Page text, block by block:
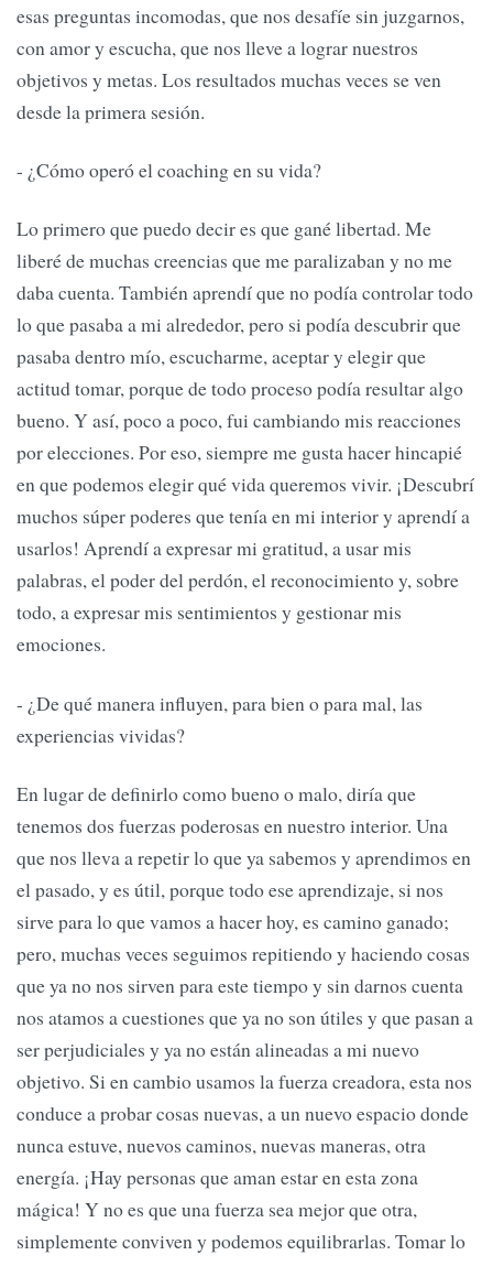
esas preguntas incomodas, que nos desafíe sin juzgarnos,
con amor y escucha, que nos lleve a lograr nuestros
objetivos y metas. Los resultados muchas veces se ven
desde la primera sesión.
- ¿Cómo operó el coaching en su vida?
Lo primero que puedo decir es que gané libertad. Me
liberé de muchas creencias que me paralizaban y no me
daba cuenta. También aprendí que no podía controlar todo
lo que pasaba a mi alrededor, pero si podía descubrir que
pasaba dentro mío, escucharme, aceptar y elegir que
actitud tomar, porque de todo proceso podía resultar algo
bueno. Y así, poco a poco, fui cambiando mis reacciones
por elecciones. Por eso, siempre me gusta hacer hincapié
en que podemos elegir qué vida queremos vivir. ¡Descubrí
muchos súper poderes que tenía en mi interior y aprendí a
usarlos! Aprendí a expresar mi gratitud, a usar mis
palabras, el poder del perdón, el reconocimiento y, sobre
todo, a expresar mis sentimientos y gestionar mis
emociones.
- ¿De qué manera influyen, para bien o para mal, las
experiencias vividas?
En lugar de definirlo como bueno o malo, diría que
tenemos dos fuerzas poderosas en nuestro interior. Una
que nos lleva a repetir lo que ya sabemos y aprendimos en
el pasado, y es útil, porque todo ese aprendizaje, si nos
sirve para lo que vamos a hacer hoy, es camino ganado;
pero, muchas veces seguimos repitiendo y haciendo cosas
que ya no nos sirven para este tiempo y sin darnos cuenta
nos atamos a cuestiones que ya no son útiles y que pasan a
ser perjudiciales y ya no están alineadas a mi nuevo
objetivo. Si en cambio usamos la fuerza creadora, esta nos
conduce a probar cosas nuevas, a un nuevo espacio donde
nunca estuve, nuevos caminos, nuevas maneras, otra
energía. ¡Hay personas que aman estar en esta zona
mágica! Y no es que una fuerza sea mejor que otra,
simplemente conviven y podemos equilibrarlas. Tomar lo